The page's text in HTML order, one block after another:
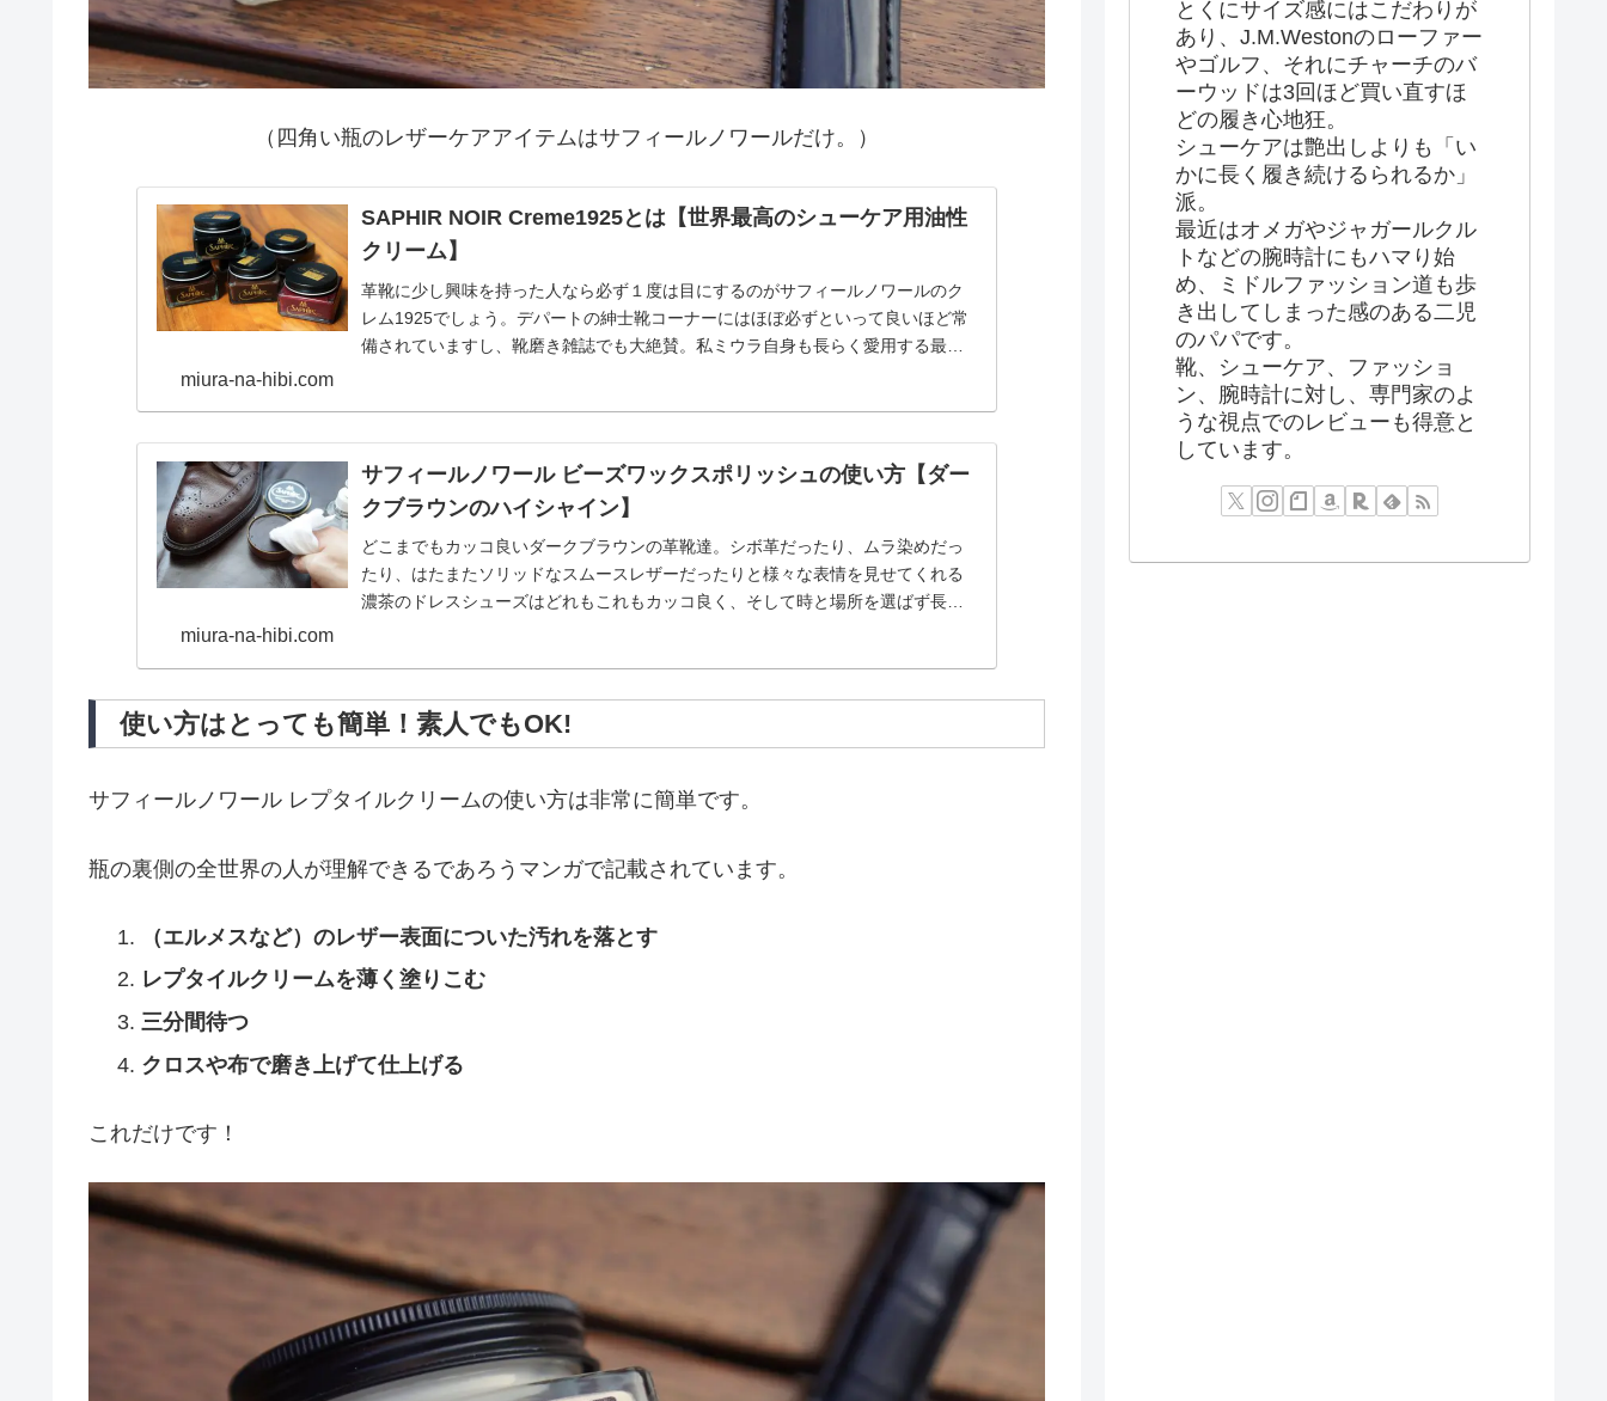
（四角い瓶のレザーケアアイテムはサフィールノワールだけ。）
SAPHIR NOIR Creme1925とは【世界最高のシューケア用油性
クリーム】
革靴に少し興味を持った人なら必ず１度は目にするのがサフィールノワールのク
レム1925でしょう。デパートの紳士靴コーナーにはほぼ必ずといって良いほど常
備されていますし、靴磨き雑誌でも大絶賛。私ミウラ自身も長らく愛用する最高
miura-na-hibi.com
サフィールノワール ビーズワックスポリッシュの使い方【ダー
クブラウンのハイシャイン】
どこまでもカッコ良いダークブラウンの革靴達。シボ革だったり、ムラ染めだっ
たり、はたまたソリッドなスムースレザーだったりと様々な表情を見せてくれる
濃茶のドレスシューズはどれもこれもカッコ良く、そして時と場所を選ばず長く
miura-na-hibi.com
使い方はとっても簡単！素人でもOK!
サフィールノワール レプタイルクリームの使い方は非常に簡単です。
瓶の裏側の全世界の人が理解できるであろうマンガで記載されています。
（エルメスなど）のレザー表面についた汚れを落とす
レプタイルクリームを薄く塗りこむ
三分間待つ
クロスや布で磨き上げて仕上げる
これだけです！
とくにサイズ感にはこだわりが
あり、J.M.Westonのローファー
やゴルフ、それにチャーチのバ
ーウッドは3回ほど買い直すほ
どの履き心地狂。
シューケアは艶出しよりも「い
かに長く履き続けるられるか」
派。
最近はオメガやジャガールクル
トなどの腕時計にもハマり始
め、ミドルファッション道も歩
き出してしまった感のある二児
のパパです。
靴、シューケア、ファッショ
ン、腕時計に対し、専門家のよ
うな視点でのレビューも得意と
しています。